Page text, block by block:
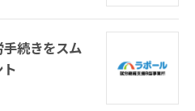
続きをスム